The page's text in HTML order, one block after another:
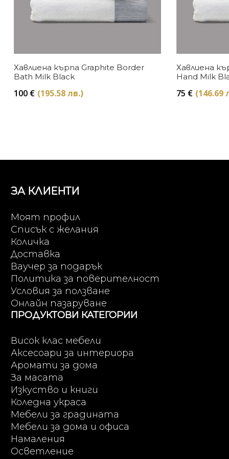
Хавлиена кърпа Graphite Border
Bath Milk Black
100 € (195.58 лв.)
Хавлиена
Hand Milk
75 € (146.69
ЗА КЛИЕНТИ
Моят профил
Списък с желания
Количка
Доставка
Ваучер за подарък
Политика за поверителност
Условия за ползване
Онлайн пазаруване
ПРОДУКТОВИ КАТЕГОРИИ
Висок клас мебели
Аксесоари за интериора
Аромати за дома
За масата
Изкуство и книги
Коледна украса
Мебели за градината
Мебели за дома и офиса
Намаления
Осветление